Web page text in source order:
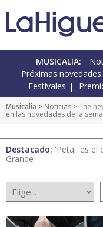
MUSICALIA:
Próximas novedades
Festivales
Musicalia > Noticias > The
en las novedades de la
Destacado: 'Petal' es el
Grande